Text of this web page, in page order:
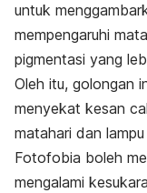
untuk
mempengaruhi
pigmentasi yang
Oleh itu, golongan
menyekat kesan
matahari dan
Fotofobia boleh
mengalami